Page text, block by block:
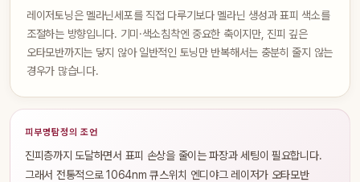
레이저토닝은 멜라닌세포를 직접 다루기보다 멜라닌 생성과 표피 색소를
조절하는 방향입니다. 기미·색소침착엔 중요한 축이지만, 진피 깊은
오타모반까지는 닿지 않아 일반적인 토닝만 반복해서는 충분히 줄지 않는
경우가 많습니다.
피부명탐정의 조언
진피층까지 도달하면서 표피 손상을 줄이는 파장과 세팅이 필요합니다.
그래서 전통적으로 1064nm 큐스위치 엔디야그 레이저가 오타모반